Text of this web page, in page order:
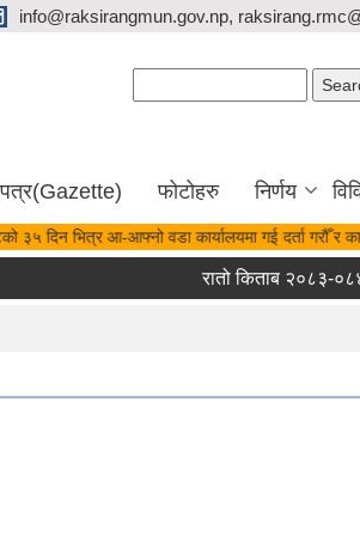
info@raksirangmun.gov.np,
फोटोहरु निर्णय
३५ दिन भित्र आ-आफ्नो वडा कार्यालयमा गई दर्ता गरौँ र
रातो किताब २०८३-०८४